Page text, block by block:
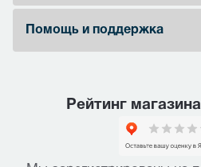
Помощь и поддержка
Рейтинг